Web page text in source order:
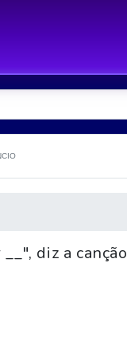
diz a canção